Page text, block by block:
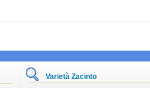
Varietà Zacinto